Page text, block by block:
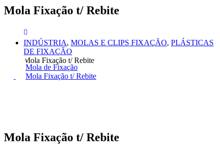
Mola Fixação t/ Rebite
INDÚSTRIA, MOLAS E CLIPS FIXAÇÃO, PLÁSTICAS
DE FIXAÇÃO
Mola Fixação t/ Rebite
Mola de Fixação
Mola Fixação t/ Rebite
Mola Fixação t/ Rebite